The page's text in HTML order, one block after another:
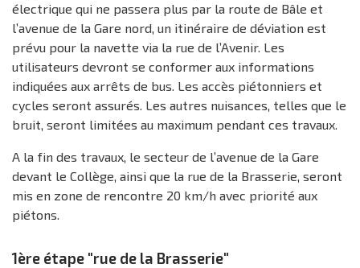
électrique qui ne passera plus par la route de Bâle et
l’avenue de la Gare nord, un itinéraire de déviation est
prévu pour la navette via la rue de l’Avenir. Les
utilisateurs devront se conformer aux informations
indiquées aux arrêts de bus. Les accès piétonniers et
cycles seront assurés. Les autres nuisances, telles que le
bruit, seront limitées au maximum pendant ces travaux.
A la fin des travaux, le secteur de l’avenue de la Gare
devant le Collège, ainsi que la rue de la Brasserie, seront
mis en zone de rencontre 20 km/h avec priorité aux
piétons.
1ère étape "rue de la Brasserie"